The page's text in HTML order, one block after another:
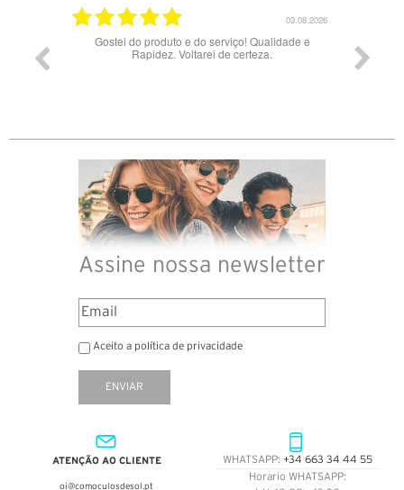
28.07.2026
Bons óculos.
Assine nossa newsletter
Aceito a política de privacidade
ENVIAR
ATENÇÃO AO CLIENTE
oi@comoculosdesol.pt
WHATSAPP: +34 663 34 44 55
Horario WHATSAPP: